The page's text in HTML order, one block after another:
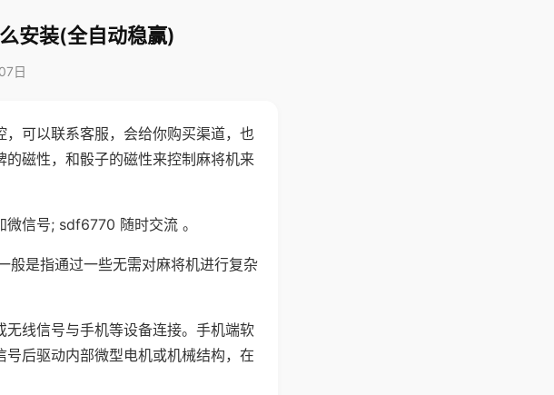
安装(全自动稳赢)
日
可以联系客服，会给你购买渠道，也
磁性，和骰子的磁性来控制麻将机来
信号; sdf6770 随时交流 。
般是指通过一些无需对麻将机进行复杂
线信号与手机等设备连接。手机端软
后驱动内部微型电机或机械结构，在